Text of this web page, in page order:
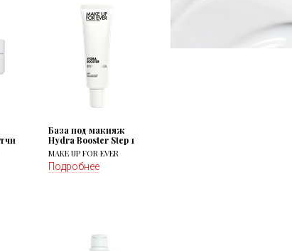
База под макияж
Hydra Booster Step 1
MAKE UP FOR EVER
Подробнее